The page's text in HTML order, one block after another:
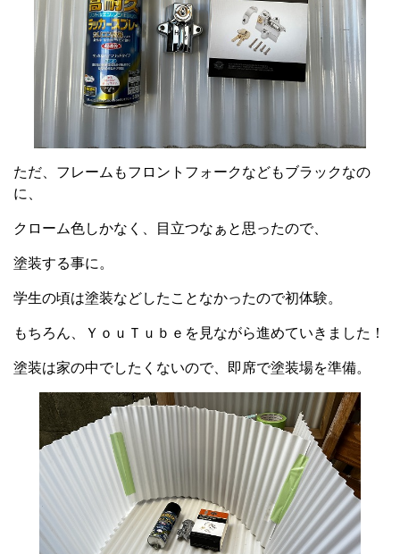
ただ、フレームもフロントフォークなどもブラックなの
に、
クローム色しかなく、目立つなぁと思ったので、
塗装する事に。
学生の頃は塗装などしたことなかったので初体験。
もちろん、ＹｏｕＴｕｂｅを見ながら進めていきました！
塗装は家の中でしたくないので、即席で塗装場を準備。